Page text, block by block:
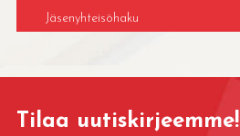
Tilaa uutiskirjeemme!